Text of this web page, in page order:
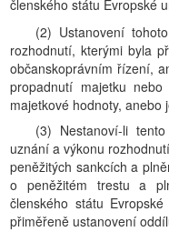
členského státu Evropské
(2) Ustanovení
rozhodnutí, kterými byla
občanskoprávním řízení,
propadnutí majetku
majetkové hodnoty, anebo
(3) Nestanoví-li
uznání a výkonu
peněžitých sankcích a
o peněžitém trestu a
členského státu
přiměřeně ustanovení